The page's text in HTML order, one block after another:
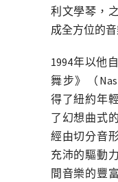
利文學琴，
成全方位的音
1994年以他
舞步》（
得了紐約年
了幻想曲式
經由切分音
充沛的驅動
間音樂的豐